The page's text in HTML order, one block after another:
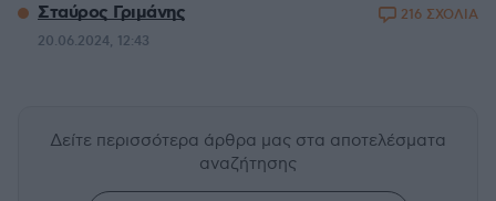
Σταύρος Γριμάνης
20.06.2024, 12:43
216 ΣΧΟΛΙΑ
Δείτε περισσότερα άρθρα μας στα αποτελέσματα
αναζήτησης